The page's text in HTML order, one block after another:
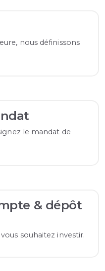
nous définissons
le mandat de
& dépôt
souhaitez investir.